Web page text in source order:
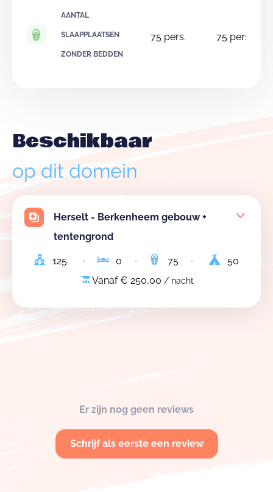
AANTAL
SLAAPPLAATSEN
ZONDER BEDDEN
75pers. 75 pers.
Beschikbaar
op dit domein
Herselt - Berkenheem gebouw +
tentengrond
125 0 75
50
Vanaf € 250,00 / nacht
Er zijn nog geen reviews
Schrijf als eerste een review